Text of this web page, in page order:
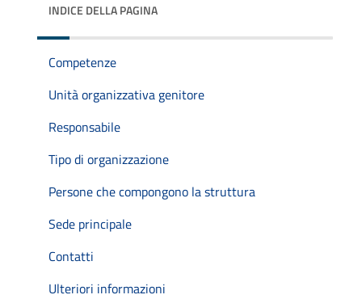
INDICE DELLA PAGINA
Competenze
Unità organizzativa genitore
Responsabile
Tipo di organizzazione
Persone che compongono la struttura
Sede principale
Contatti
Ulteriori informazioni